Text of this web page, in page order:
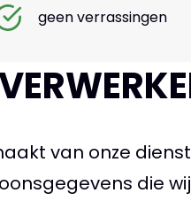
geen verrassingen
van onze
die